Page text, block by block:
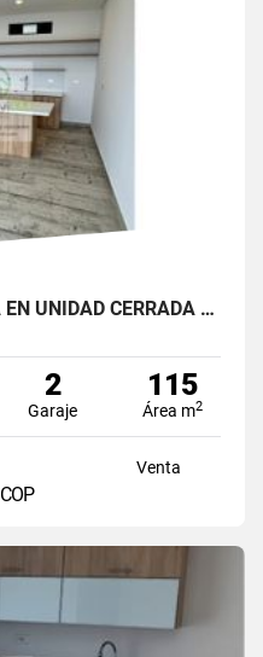
FINCA EN VENTA UBICADA EN UNIDAD CERRADA EN EL PEÑOL
2
Garaje
115
Área m2
Venta
COP